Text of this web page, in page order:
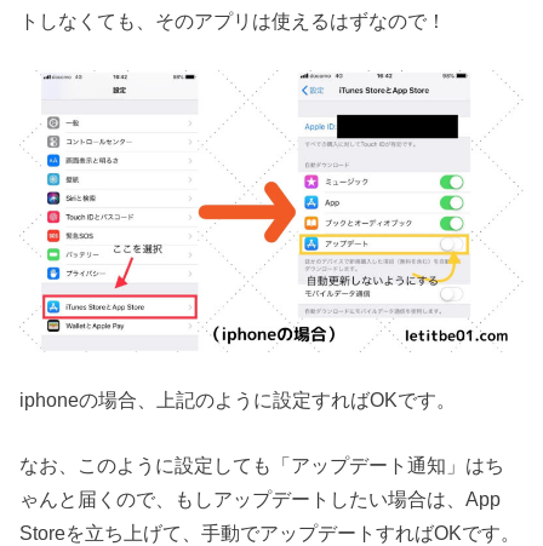
トしなくても、そのアプリは使えるはずなので！
iphoneの場合、上記のように設定すればOKです。
なお、このように設定しても「アップデート通知」はち
ゃんと届くので、もしアップデートしたい場合は、App
Storeを立ち上げて、手動でアップデートすればOKです。